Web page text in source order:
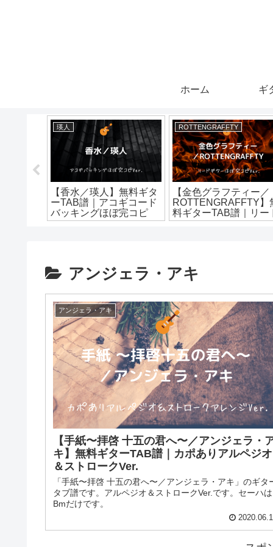
ホーム ギ
瑛人
【香水／瑛人】無料ギタ
ーTAB譜｜アコギコード
バッキングほぼ完コピ
Ver.ギターソロもある
ROTTENGRAFFTY
【金色グラフティー／
ROTTENGRAFFTY】
料ギターTAB譜｜リー
ギターほぼ完コピVer.
アンジェラ・アキ
アンジェラ・アキ
【手紙〜拝啓 十五の君へ〜／アンジェラ・
キ】無料ギターTAB譜｜カポありアルペジオ
＆ストロークVer.
「手紙〜拝啓 十五の君へ〜／アンジェラ・アキ」のギタ
タブ譜です。アルペジオ＆ストロークVer.です。セーハは
Bmだけです。